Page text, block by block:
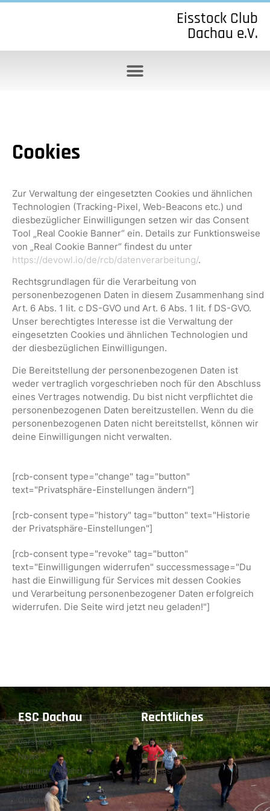
Eisstock Club
Dachau e.V.
Cookies
Zur Verwaltung der eingesetzten Cookies und ähnlichen
Technologien (Tracking-Pixel, Web-Beacons etc.) und
diesbezüglicher Einwilligungen setzen wir das Consent
Tool „Real Cookie Banner“ ein. Details zur Funktionsweise
von „Real Cookie Banner“ findest du unter
https://devowl.io/de/rcb/datenverarbeitung/.
Rechtsgrundlagen für die Verarbeitung von
personenbezogenen Daten in diesem Zusammenhang sind
Art. 6 Abs. 1 lit. c DS-GVO und Art. 6 Abs. 1 lit. f DS-GVO.
Unser berechtigtes Interesse ist die Verwaltung der
eingesetzten Cookies und ähnlichen Technologien und
der diesbezüglichen Einwilligungen.
Die Bereitstellung der personenbezogenen Daten ist
weder vertraglich vorgeschrieben noch für den Abschluss
eines Vertrages notwendig. Du bist nicht verpflichtet die
personenbezogenen Daten bereitzustellen. Wenn du die
personenbezogenen Daten nicht bereitstellst, können wir
deine Einwilligungen nicht verwalten.
[rcb-consent type="change" tag="button"
text="Privatsphäre-Einstellungen ändern"]
[rcb-consent type="history" tag="button" text="Historie
der Privatsphäre-Einstellungen"]
[rcb-consent type="revoke" tag="button"
text="Einwilligungen widerrufen" successmessage="Du
hast die Einwilligung für Services mit dessen Cookies
und Verarbeitung personenbezogener Daten erfolgreich
widerrufen. Die Seite wird jetzt neu geladen!"]
ESC Dachau
Vorstand
News
Training / Anfahrt
Termine
Chronik
Rechtliches
Impressum
Datenschutz
Cookies